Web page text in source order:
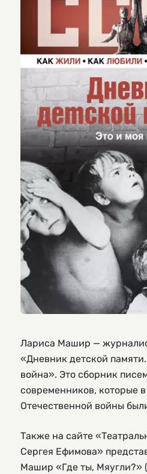
Лариса Машир —
«Дневник детской
война». Это сборник
современников, которые
Отечественной войны
Также на сайте
Сергея Ефимова»
Машир «Где ты, Мяугли?»